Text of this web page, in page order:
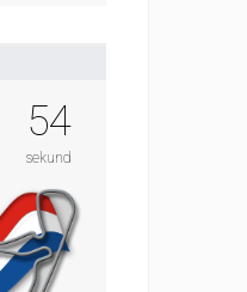
53
sekund